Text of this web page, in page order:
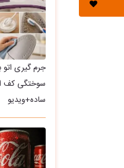
جرم گیری
سوختگی کف
ساده+ویدیو